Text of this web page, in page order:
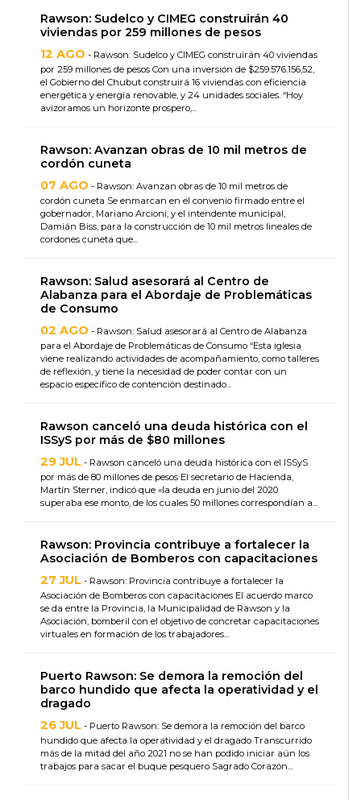
Rawson: Sudelco y CIMEG construirán 40
viviendas por 259 millones de pesos
12 AGO - Rawson: Sudelco y CIMEG construirán 40 viviendas
por 259 millones de pesos Con una inversión de $259.576.156,52,
el Gobierno del Chubut construirá 16 viviendas con eficiencia
energética y energía renovable, y 24 unidades sociales. “Hoy
avizoramos un horizonte prospero,...
Rawson: Avanzan obras de 10 mil metros de
cordón cuneta
07 AGO - Rawson: Avanzan obras de 10 mil metros de
cordón cuneta Se enmarcan en el convenio firmado entre el
gobernador, Mariano Arcioni, y el intendente municipal,
Damián Biss, para la construcción de 10 mil metros lineales de
cordones cuneta que...
Rawson: Salud asesorará al Centro de
Alabanza para el Abordaje de Problemáticas
de Consumo
02 AGO - Rawson: Salud asesorará al Centro de Alabanza
para el Abordaje de Problemáticas de Consumo “Esta iglesia
viene realizando actividades de acompañamiento, como talleres
de reflexión, y tiene la necesidad de poder contar con un
espacio específico de contención destinado...
Rawson canceló una deuda histórica con el
ISSyS por más de $80 millones
29 JUL - Rawson canceló una deuda histórica con el ISSyS
por más de 80 millones de pesos El secretario de Hacienda,
Martín Sterner, indicó que «la deuda en junio del 2020
superaba ese monto, de los cuales 50 millones correspondían a...
Rawson: Provincia contribuye a fortalecer la
Asociación de Bomberos con capacitaciones
27 JUL - Rawson: Provincia contribuye a fortalecer la
Asociación de Bomberos con capacitaciones El acuerdo marco
se da entre la Provincia, la Municipalidad de Rawson y la
Asociación, bomberil con el objetivo de concretar capacitaciones
virtuales en formación de los trabajadores...
Puerto Rawson: Se demora la remoción del
barco hundido que afecta la operatividad y el
dragado
26 JUL - Puerto Rawson: Se demora la remoción del barco
hundido que afecta la operatividad y el dragado Transcurrido
más de la mitad del año 2021 no se han podido iniciar aún los
trabajos para sacar el buque pesquero Sagrado Corazón...